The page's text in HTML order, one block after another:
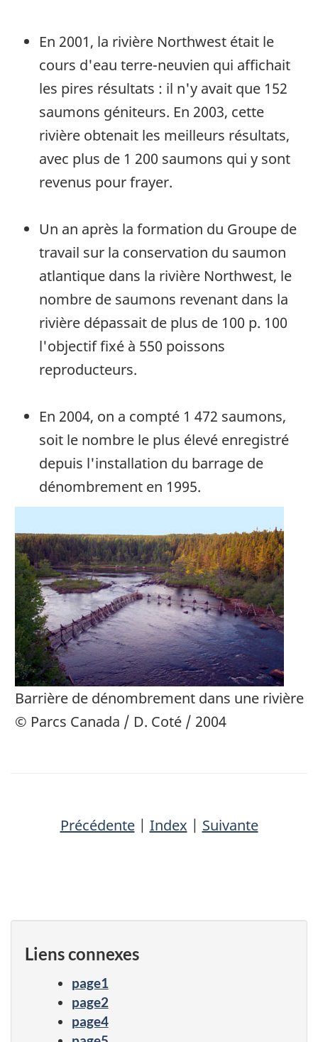
En 2001, la rivière Northwest était le
cours d'eau terre-neuvien qui affichait
les pires résultats : il n'y avait que 152
saumons géniteurs. En 2003, cette
rivière obtenait les meilleurs résultats,
avec plus de 1 200 saumons qui y sont
revenus pour frayer.
Un an après la formation du Groupe de
travail sur la conservation du saumon
atlantique dans la rivière Northwest, le
nombre de saumons revenant dans la
rivière dépassait de plus de 100 p. 100
l'objectif fixé à 550 poissons
reproducteurs.
En 2004, on a compté 1 472 saumons,
soit le nombre le plus élevé enregistré
depuis l'installation du barrage de
dénombrement en 1995.
Barrière de dénombrement dans une rivière
© Parcs Canada / D. Coté / 2004
Précédente| Index | Suivante
Liens connexes
page1
page2
page4